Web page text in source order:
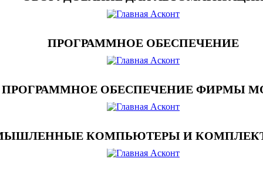
ПРОГРАММНОЕ ОБЕСПЕЧЕНИЕ
ПРОГРАММНОЕ ОБЕСПЕЧЕНИЕ ФИРМЫ
КОМПЬЮТЕРЫ И